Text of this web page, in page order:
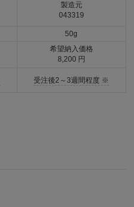
製造元
043319
50g
希望納入価格
8,200 円
受注後2～3週間程度 ※